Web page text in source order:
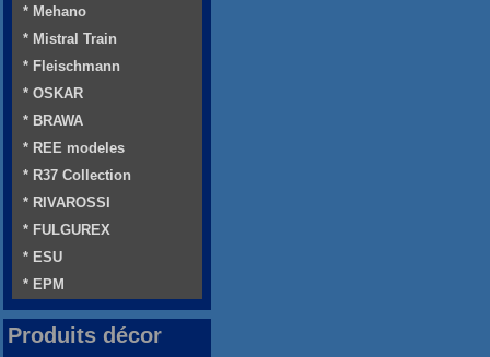
* Mehano
* Mistral Train
* Fleischmann
* OSKAR
* BRAWA
* REE modeles
* R37 Collection
* RIVAROSSI
* FULGUREX
* ESU
* EPM
Produits décor